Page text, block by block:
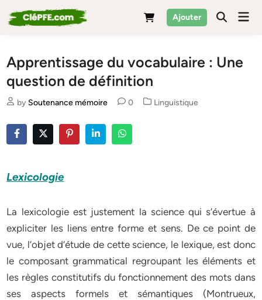
to
Ajouter
Apprentissage du vocabulaire : Une
question de définition
by Soutenance mémoire 0
Posted
Linguistique
Lexicologie
La lexicologie est justement la science qui s’évertue à
expliciter les liens entre forme et sens. De ce point de
vue, l’objet d’étude de cette science, le lexique, est donc
le composant grammatical regroupant les éléments et
les règles constitutifs du fonctionnement des mots dans
ses aspects formels et sémantiques (Montrueux,